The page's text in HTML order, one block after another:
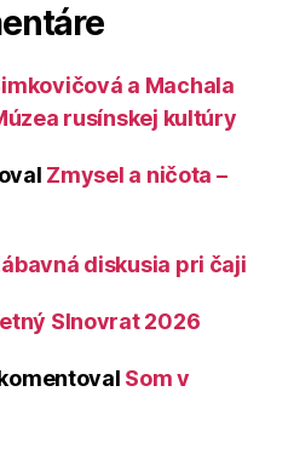
a Machala
rusínskej kultúry
Zmysel a ničota –
diskusia pri čaji
Slnovrat 2026
Som v